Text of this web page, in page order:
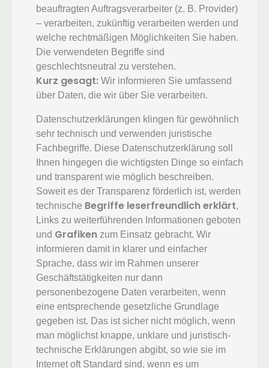
beauftragten Auftragsverarbeiter (z. B. Provider)
– verarbeiten, zukünftig verarbeiten werden und
welche rechtmäßigen Möglichkeiten Sie haben.
Die verwendeten Begriffe sind
geschlechtsneutral zu verstehen.
Kurz gesagt: Wir informieren Sie umfassend
über Daten, die wir über Sie verarbeiten.
Datenschutzerklärungen klingen für gewöhnlich
sehr technisch und verwenden juristische
Fachbegriffe. Diese Datenschutzerklärung soll
Ihnen hingegen die wichtigsten Dinge so einfach
und transparent wie möglich beschreiben.
Soweit es der Transparenz förderlich ist, werden
technische Begriffe leserfreundlich erklärt,
Links zu weiterführenden Informationen geboten
und Grafiken zum Einsatz gebracht. Wir
informieren damit in klarer und einfacher
Sprache, dass wir im Rahmen unserer
Geschäftstätigkeiten nur dann
personenbezogene Daten verarbeiten, wenn
eine entsprechende gesetzliche Grundlage
gegeben ist. Das ist sicher nicht möglich, wenn
man möglichst knappe, unklare und juristisch-
technische Erklärungen abgibt, so wie sie im
Internet oft Standard sind, wenn es um